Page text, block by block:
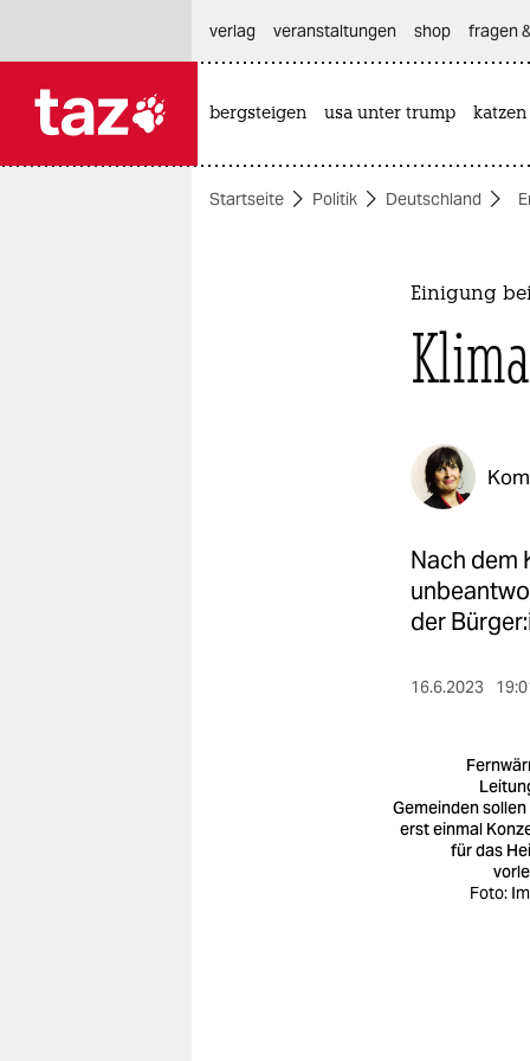
themen
verlag
veranstaltungen shop fragen
bergsteigen usa unter trump katzen
Startseite Politik Deutschland
Einigung
Nach dem
der
16.6.2023
Gemeinden
erst einmal
für das
Foto: